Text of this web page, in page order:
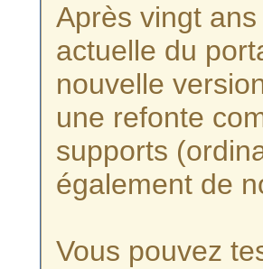
Après vingt
actuelle du
nouvelle
une refonte
supports
également de
Vous pouvez